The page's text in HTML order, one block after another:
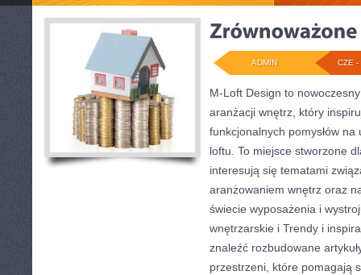
CZE -
ADMIN
M-Loft Design to
aranżacji wnętrz, który
funkcjonalnych pomysłów
loftu. To miejsce stworzone
interesują się tematami
aranżowaniem wnętrz oraz
świecie wyposażenia i
wnętrzarskie i Trendy i
znaleźć rozbudowane
przestrzeni, które pomagają